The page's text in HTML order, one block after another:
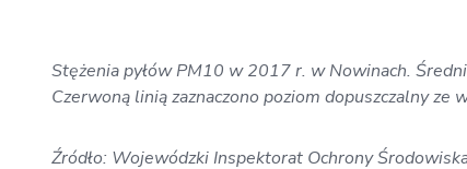
Stężenia pyłów PM10 w 2017 r. w Nowinach.
Czerwoną linią zaznaczono poziom dopuszczalny
Źródło: Wojewódzki Inspektorat Ochrony